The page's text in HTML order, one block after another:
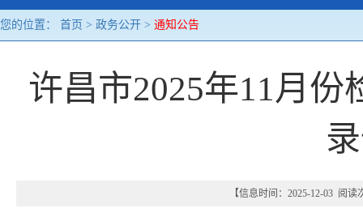
您的位置： 首页 > 政务公开 > 通知公告
许昌市2025年11月
【信息时间：2025-12-03 阅读